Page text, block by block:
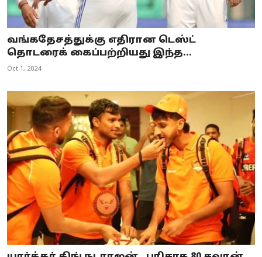
வங்கதேசத்துக்கு எதிரான டெஸ்ட்
தொடரைக் கைப்பற்றியது இந்த...
Oct 1, 2024